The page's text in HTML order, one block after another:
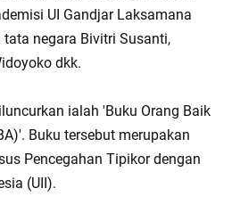
UI Gandjar Laksamana
negara Bivitri Susanti,
dkk.
ialah 'Buku Orang Baik
Buku tersebut merupakan
Pencegahan Tipikor dengan
(UII).